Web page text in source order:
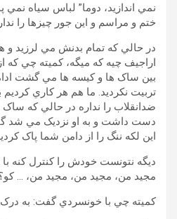
نمي اندازيد، دوما” لباس سياه
ختم و مراسم و اين جور چيزها را
در حالي که تمام بدنش مي لرزيد و
اراجيف چيه که ميگه، کميته چي که
بين ساک ها و کيسه ها مي گشت
تربيت نکرديد. ما هم هر کاري کرديم
ضدانقلاب را نداره در حالي که
دست داشت و به او نزديک مي شد
اين لکه ننگ را از دامن شما پاک
ديگه نتونست خودش را کنترل کنه با
مجيد من، مجيد من، مجيد من، …
کميته چي با خونسردي گفت: به